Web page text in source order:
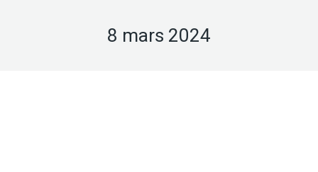
8 mars 2024